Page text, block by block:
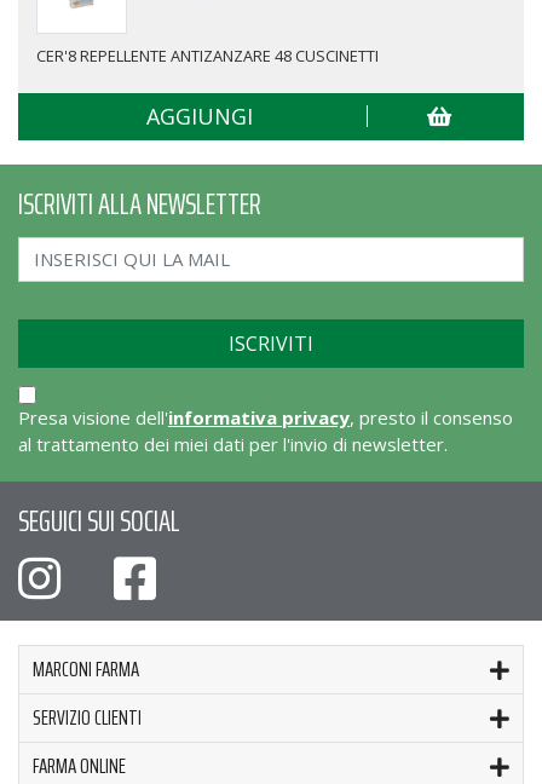
CER'8 REPELLENTE ANTIZANZARE 48 CUSCINETTI
AGGIUNGI
ISCRIVITI ALLA NEWSLETTER
Presa visione dell'informativa privacy, presto il consenso
al trattamento dei miei dati per l'invio di newsletter.
SEGUICI SUI SOCIAL
MARCONI FARMA
SERVIZIO CLIENTI
FARMA ONLINE